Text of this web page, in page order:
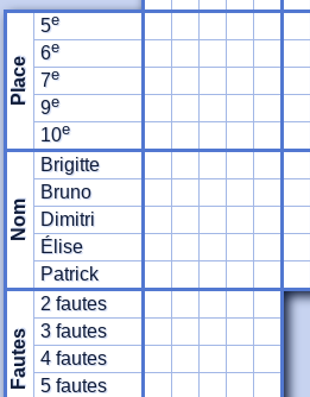
Place
5e
6e
7e
9e
10e
Nom
Brigitte
Bruno
Dimitri
Élise
Patrick
Fautes
2 fautes
3 fautes
4 fautes
5 fautes